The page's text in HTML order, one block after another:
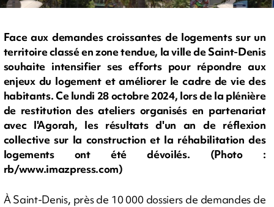
Face aux demandes croissantes de logements sur un
territoire classé en zone tendue, la ville de Saint-Denis
souhaite intensifier ses efforts pour répondre aux
enjeux du logement et améliorer le cadre de vie des
habitants. Ce lundi 28 octobre 2024, lors de la plénière
de restitution des ateliers organisés en partenariat
avec l'Agorah, les résultats d'un an de réflexion
collective sur la construction et la réhabilitation des
logements ont été dévoilés. (Photo :
rb/www.imazpress.com)
À Saint-Denis, près de 10 000 dossiers de demandes de